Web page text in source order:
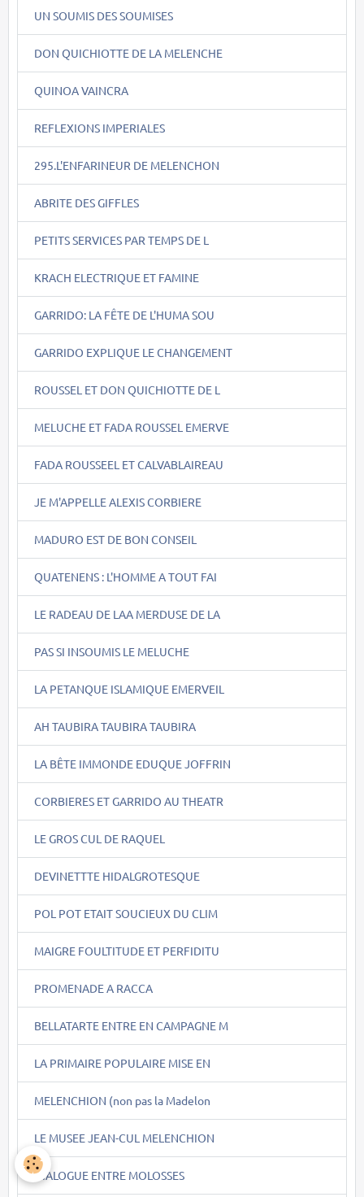
UN SOUMIS DES SOUMISES
DON QUICHIOTTE DE LA MELENCHE
QUINOA VAINCRA
REFLEXIONS IMPERIALES
295.L'ENFARINEUR DE MELENCHON
ABRITE DES GIFFLES
PETITS SERVICES PAR TEMPS DE L
KRACH ELECTRIQUE ET FAMINE
GARRIDO: LA FÊTE DE L'HUMA SOU
GARRIDO EXPLIQUE LE CHANGEMENT
ROUSSEL ET DON QUICHIOTTE DE L
MELUCHE ET FADA ROUSSEL EMERVE
FADA ROUSSEEL ET CALVABLAIREAU
JE M'APPELLE ALEXIS CORBIERE
MADURO EST DE BON CONSEIL
QUATENENS : L'HOMME A TOUT FAI
LE RADEAU DE LAA MERDUSE DE LA
PAS SI INSOUMIS LE MELUCHE
LA PETANQUE ISLAMIQUE EMERVEIL
AH TAUBIRA TAUBIRA TAUBIRA
LA BÊTE IMMONDE EDUQUE JOFFRIN
CORBIERES ET GARRIDO AU THEATR
LE GROS CUL DE RAQUEL
DEVINETTTE HIDALGROTESQUE
POL POT ETAIT SOUCIEUX DU CLIM
MAIGRE FOULTITUDE ET PERFIDITU
PROMENADE A RACCA
BELLATARTE ENTRE EN CAMPAGNE M
LA PRIMAIRE POPULAIRE MISE EN
MELENCHION (non pas la Madelon
LE MUSEE JEAN-CUL MELENCHION
DIALOGUE ENTRE MOLOSSES